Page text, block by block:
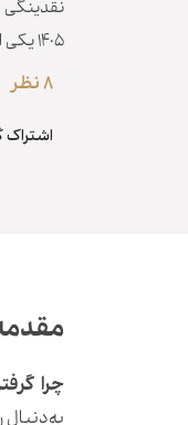
نقدینگی
1405 یکی از مطمئن‌ترین گزینه‌های ممکن است.
8 نظر
اشتراک
چرا گرفتن وام